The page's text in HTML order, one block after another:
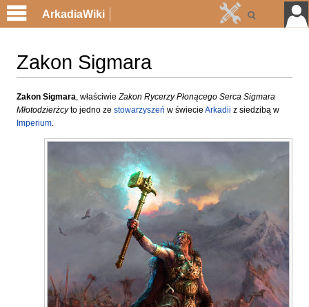
Zakon Sigmara
Przejdź
do
nawigacji
Przejdź
do
wyszukiwania
Zakon Sigmara , właściwie Zakon Rycerzy Płonącego Serca Sigmara
Młotodzierżcyto jedno ze stowarzyszeń w świecie Arkadii z siedzibą w
Imperium
ArkadiaWiki